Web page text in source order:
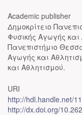
Academic publisher
Δημοκρίτειο
Φυσικής Αγωγής και
Πανεπιστήμιο
Αγωγής και
και Αθλητισμού.
URI
http://hdl.handle.net/
http://dx.doi.org/